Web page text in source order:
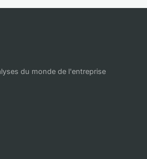
du monde de l'entreprise